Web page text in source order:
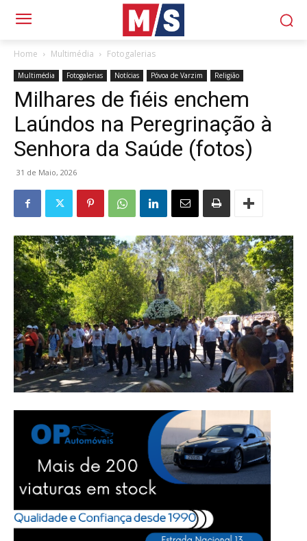
Home Multimédia Fotogalerias
Multimédia Fotogalerias Notícias Póvoa de Varzim Religião
Milhares de fiéis enchem
Laúndos na Peregrinação à
Senhora da Saúde (fotos)
31 de Maio, 2026